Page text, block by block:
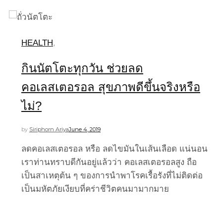
HEALTH,
กินนัตโตะทุกวัน ช่วยลด
คอเลสเตอรอล สุขภาพดีขึ้นจริงหรือ
ไม่?
by Siriphorn AriyaJune 4, 2019
ลดคอเลสเตอรอล หรือ ลดไขมันในเส้นเลือด แน่นอน
เราท่านทราบดีกันอยู่แล้วว่า คอเลสเตอรอลสูง ถือ
เป็นสาเหตุต้น ๆ ของการนำพาโรคเรื้อรังที่ไม่ติดต่อ
เป็นมหัตภัยเงียบที่คร่าชีวิตคนมามากมาย